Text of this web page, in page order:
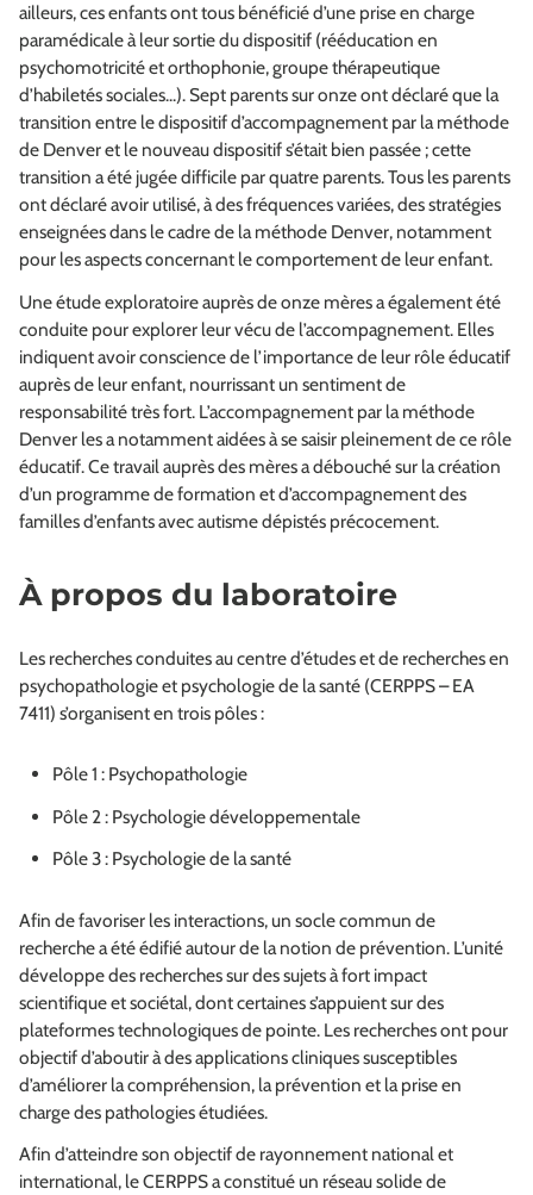
ailleurs, ces enfants ont tous bénéficié d’une prise en charge
paramédicale à leur sortie du dispositif (rééducation en
psychomotricité et orthophonie, groupe thérapeutique
d’habiletés sociales...). Sept parents sur onze ont déclaré que la
transition entre le dispositif d’accompagnement par la méthode
de Denver et le nouveau dispositif s’était bien passée ; cette
transition a été jugée difficile par quatre parents. Tous les parents
ont déclaré avoir utilisé, à des fréquences variées, des stratégies
enseignées dans le cadre de la méthode Denver, notamment
pour les aspects concernant le comportement de leur enfant.
Une étude exploratoire auprès de onze mères a également été
conduite pour explorer leur vécu de l’accompagnement. Elles
indiquent avoir conscience de l’importance de leur rôle éducatif
auprès de leur enfant, nourrissant un sentiment de
responsabilité très fort. L’accompagnement par la méthode
Denver les a notamment aidées à se saisir pleinement de ce rôle
éducatif. Ce travail auprès des mères a débouché sur la création
d’un programme de formation et d’accompagnement des
familles d’enfants avec autisme dépistés précocement.
À propos du laboratoire
Les recherches conduites au centre d’études et de recherches en
psychopathologie et psychologie de la santé (CERPPS – EA
7411) s’organisent en trois pôles :
Pôle 1 : Psychopathologie
Pôle 2 : Psychologie développementale
Pôle 3 : Psychologie de la santé
Afin de favoriser les interactions, un socle commun de
recherche a été édifié autour de la notion de prévention. L’unité
développe des recherches sur des sujets à fort impact
scientifique et sociétal, dont certaines s’appuient sur des
plateformes technologiques de pointe. Les recherches ont pour
objectif d’aboutir à des applications cliniques susceptibles
d’améliorer la compréhension, la prévention et la prise en
charge des pathologies étudiées.
Afin d’atteindre son objectif de rayonnement national et
international, le CERPPS a constitué un réseau solide de